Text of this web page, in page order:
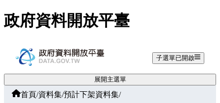
跳至主要內容
政府資料開放平臺
子選單已開啟
展開主選單
首頁/資料集/預計下架資料集/